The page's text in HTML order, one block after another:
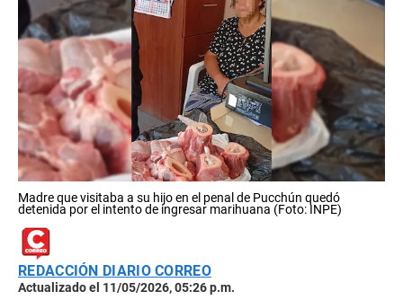
Madre que visitaba a su hijo en el penal de Pucchún quedó
detenida por el intento de ingresar marihuana (Foto: INPE)
REDACCIÓN DIARIO CORREO
Actualizado el 11/05/2026, 05:26 p.m.